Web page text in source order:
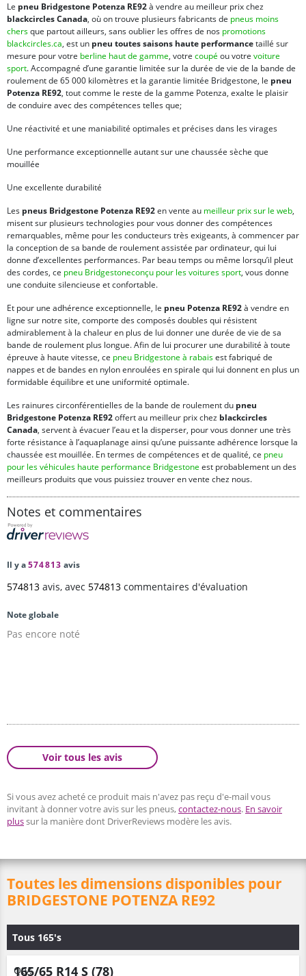
Le pneu Bridgestone Potenza RE92à vendre au meilleur prix chez
blackcircles Canada, où on trouve plusieurs fabricants de pneus moins
chersque partout ailleurs, sans oublier les offres de nos promotions
blackcircles.ca, est un pneu toutes saisons haute performancetaillé sur
mesure pour votre berline haut de gamme, votre coupé ou votre voiture
sport. Accompagné d’une garantie limitée sur la durée de vie de la bande de
roulement de 65 000 kilomètres et la garantie limitée Bridgestone, le pneu
Potenza RE92, tout comme le reste de la gamme Potenza, exalte le plaisir
de conduire avec des compétences telles que;
Une réactivité et une maniabilité optimales et précises dans les virages
Une performance exceptionnelle autant sur une chaussée sèche que
mouillée
Une excellente durabilité
Les pneus Bridgestone Potenza RE92en vente au meilleur prix sur le web,
misent sur plusieurs technologies pour vous donner des compétences
remarquables, même pour les conducteurs très exigeants, à commencer par
la conception de sa bande de roulement assistée par ordinateur, qui lui
donne d’excellentes performances. Par beau temps ou même lorsqu’il pleut
des cordes, ce pneu Bridgestoneconçu pour les voitures sport, vous donne
une conduite silencieuse et confortable.
Et pour une adhérence exceptionnelle, le pneu Potenza RE92à vendre en
ligne sur notre site, comporte des composés doubles qui résistent
admirablement à la chaleur en plus de lui donner une durée de vie de sa
bande de roulement plus longue. Afin de lui procurer une durabilité à toute
épreuve à haute vitesse, ce pneu Bridgestone à rabaisest fabriqué de
nappes et de bandes en nylon enroulées en spirale qui lui donnent en plus un
formidable équilibre et une uniformité optimale.
Les rainures circonférentielles de la bande de roulement du pneu
Bridgestone Potenza RE92offert au meilleur prix chez blackcircles
Canada, servent à évacuer l’eau et la disperser, pour vous donner une très
forte résistance à l’aquaplanage ainsi qu’une puissante adhérence lorsque la
chaussée est mouillée. En termes de compétences et de qualité, ce pneu
pour les véhicules haute performance Bridgestone est probablement un des
meilleurs produits que vous puissiez trouver en vente chez nous.
Notes et commentaires
Il y a574813 avis
574813 avis, avec 574813 commentaires d'évaluation
Note globale
Pas encore noté
Voir tous les avis
Si vous avez acheté ce produit mais n'avez pas reçu d'e-mail vous
invitant à donner votre avis sur les pneus,contactez-nous. En savoir
plussur la manière dont DriverReviews modère les avis.
Toutes les dimensions disponibles pour
BRIDGESTONE POTENZA RE92
Tous 165's
165/65 R14 S (78)
Qty: